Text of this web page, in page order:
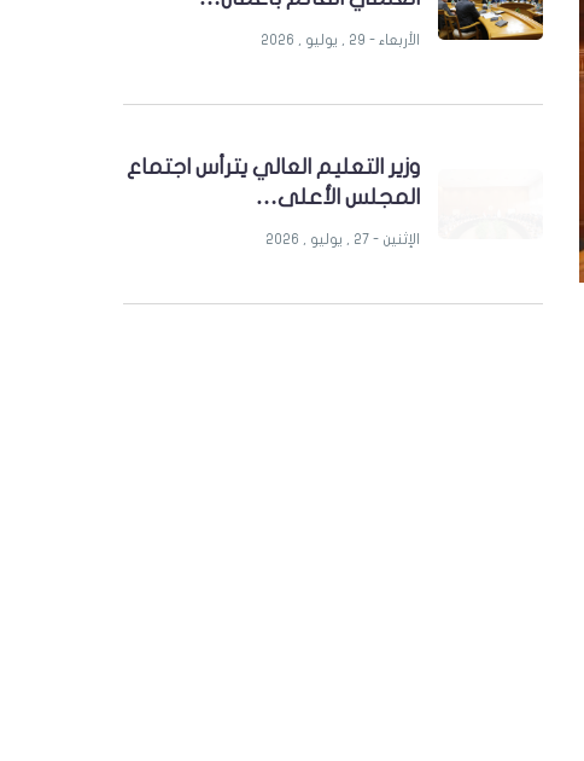
الأربعاء - 29 , يوليو , 2026
وزير التعليم العالي يترأس اجتماع
المجلس الأعلى…
الإثنين - 27 , يوليو , 2026